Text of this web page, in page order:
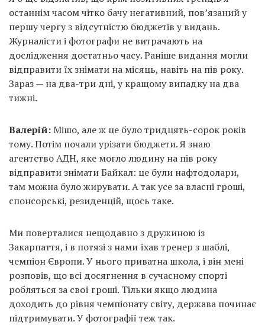
останнім часом чітко бачу негативний, пов’язаний у
першу чергу з відсутністю бюджетів у видань.
Журналісти і фотографи не витрачають на
дослідження достатньо часу. Раніше видання могли
відправити їх знімати на місяць, навіть на пів року.
Зараз — на два-три дні, у кращому випадку на два
тижні.
Валерій:Мішо, але ж це було тридцять-сорок років
тому. Потім почали урізати бюджети. Я знаю
агентство АДН, яке могло людину на пів року
відправити знімати Байкал: це були нафтодолари,
там можна було жирувати. А так усе за власні гроші,
спонсорські, резиденцій, щось таке.
Ми поверталися нещодавно з дружиною із
Закарпаття, і в потязі з нами їхав тренер з шаблі,
чемпіон Європи. У нього приватна школа, і він мені
розповів, що всі досягнення в сучасному спорті
робляться за свої гроші. Тільки якщо людина
доходить до рівня чемпіонату світу, держава починає
підтримувати. У фотографії теж так.